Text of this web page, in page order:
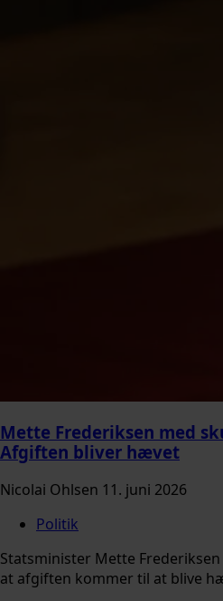
Mette Frederiksen med
Afgiften bliver hævet
Nicolai Ohlsen 11. juni 2026
Politik
Statsminister Mette
at afgiften kommer til at blive